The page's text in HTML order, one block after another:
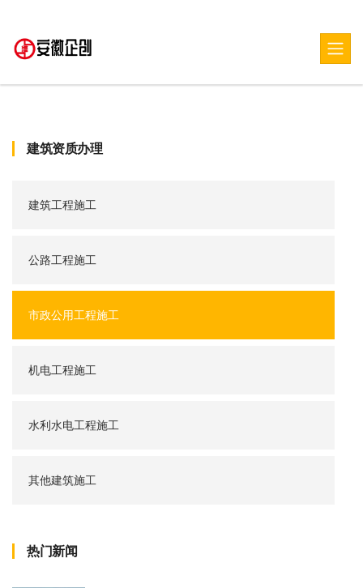
建筑资质办理
建筑工程施工
公路工程施工
市政公用工程施工
机电工程施工
水利水电工程施工
其他建筑施工
热门新闻